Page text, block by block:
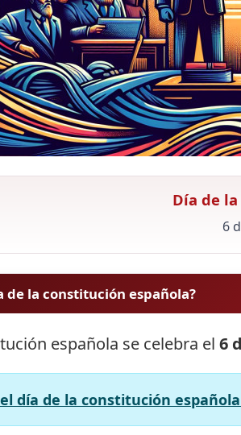
Día de
6
de la constitución española?
española se celebra el6
día de la constitución española